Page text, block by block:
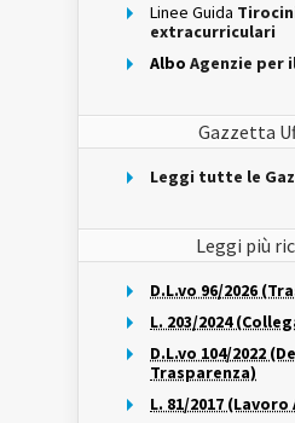
Linee Guida
extracurriculari
Albo Agenzie per
Gazzetta
Leggi tutte le
Leggi più
D.L.vo 96/2026
L. 203/2024
D.L.vo 104/2022
Trasparenza)
L. 81/2017 (Lavoro